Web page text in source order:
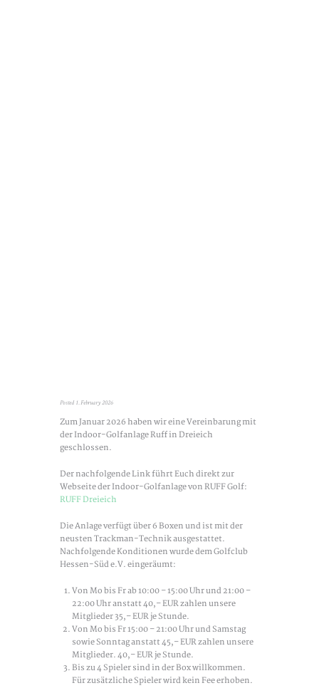
Posted 1. February 2026
Zum Januar 2026 haben wir eine Vereinbarung mit
der Indoor-Golfanlage Ruff in Dreieich
geschlossen.
Der nachfolgende Link führt Euch direkt zur
Webseite der Indoor-Golfanlage von RUFF Golf:
RUFF Dreieich
Die Anlage verfügt über 6 Boxen und ist mit der
neusten Trackman-Technik ausgestattet.
Nachfolgende Konditionen wurde dem Golfclub
Hessen-Süd e.V. eingeräumt:
Von Mo bis Fr ab 10:00 – 15:00 Uhr und 21:00 –
22:00 Uhr anstatt 40,– EUR zahlen unsere
Mitglieder 35,– EUR je Stunde.
Von Mo bis Fr 15:00 – 21:00 Uhr und Samstag
sowie Sonntag anstatt 45,– EUR zahlen unsere
Mitglieder. 40,– EUR je Stunde.
Bis zu 4 Spieler sind in der Box willkommen.
Für zusätzliche Spieler wird kein Fee erhoben.